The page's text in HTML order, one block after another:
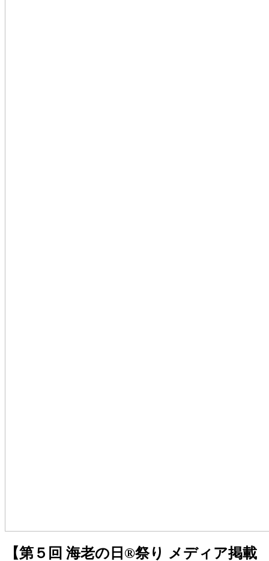
【第５回 海老の日®️祭り メディア掲載